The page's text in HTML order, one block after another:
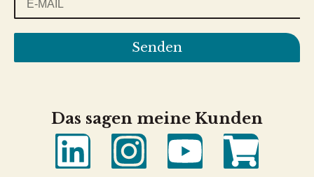
Senden
Das sagen meine Kunden